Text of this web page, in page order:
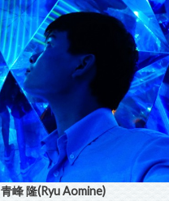
青峰 隆(Ryu Aomine)